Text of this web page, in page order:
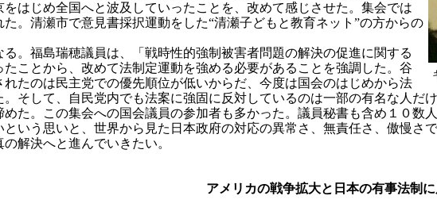
はじめ全国へと波及していったことを、改めて感じさせた。集会では
。清瀬市で意見書採択運動をした“清瀬子どもと教育ネット”の方からの
。福島瑞穂議員は、「戦時性的強制被害者問題の解決の促進に関する
ことから、改めて法制定運動を強める必要があることを強調した。谷
たのは民主党での優先順位が低いからだ、今度は国会のはじめから法
そして、自民党内でも法案に強固に反対しているのは一部の有名な人だ
た。この集会への国会議員の参加者も多かった。議員秘書も含め１０数
いう思いと、世界から見た日本政府の対応の異常さ、無責任さ、傲慢さで
解決へと進んでいきたい。
アメリカの戦争拡大と日本の有事法制